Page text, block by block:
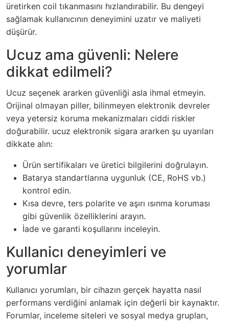
üretirken coil tıkanmasını hızlandırabilir. Bu dengeyi
sağlamak kullanıcının deneyimini uzatır ve maliyeti
düşürür.
Ucuz ama güvenli: Nelere
dikkat edilmeli?
Ucuz seçenek ararken güvenliği asla ihmal etmeyin.
Orijinal olmayan piller, bilinmeyen elektronik devreler
veya yetersiz koruma mekanizmaları ciddi riskler
doğurabilir. ucuz elektronik sigara ararken şu uyarıları
dikkate alın:
Ürün sertifikaları ve üretici bilgilerini doğrulayın.
Batarya standartlarına uygunluk (CE, RoHS vb.)
kontrol edin.
Kısa devre, ters polarite ve aşırı ısınma koruması
gibi güvenlik özelliklerini arayın.
İade ve garanti koşullarını inceleyin.
Kullanicı deneyimleri ve
yorumlar
Kullanıcı yorumları, bir cihazın gerçek hayatta nasıl
performans verdiğini anlamak için değerli bir kaynaktır.
Forumlar, inceleme siteleri ve sosyal medya grupları,